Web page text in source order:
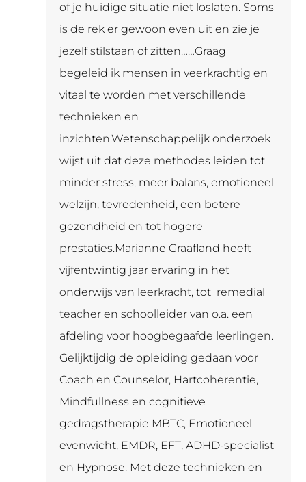
of je huidige situatie niet loslaten. Soms
is de rek er gewoon even uit en zie je
jezelf stilstaan of zitten……Graag
begeleid ik mensen in veerkrachtig en
vitaal te worden met verschillende
technieken en
inzichten.Wetenschappelijk onderzoek
wijst uit dat deze methodes leiden tot
minder stress, meer balans, emotioneel
welzijn, tevredenheid, een betere
gezondheid en tot hogere
prestaties.Marianne Graafland heeft
vijfentwintig jaar ervaring in het
onderwijs van leerkracht, tot remedial
teacher en schoolleider van o.a. een
afdeling voor hoogbegaafde leerlingen.
Gelijktijdig de opleiding gedaan voor
Coach en Counselor, Hartcoherentie,
Mindfullness en cognitieve
gedragstherapie MBTC, Emotioneel
evenwicht, EMDR, EFT, ADHD-specialist
en Hypnose. Met deze technieken en